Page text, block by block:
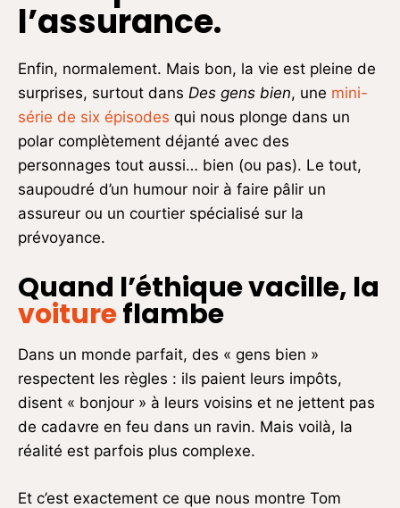
l’assurance.
Enfin, normalement. Mais bon, la vie est pleine de
surprises, surtout dans Des gens bien, une mini-
série de six épisodes qui nous plonge dans un
polar complètement déjanté avec des
personnages tout aussi… bien (ou pas). Le tout,
saupoudré d’un humour noir à faire pâlir un
assureur ou un courtier spécialisé sur la
prévoyance.
Quand l’éthique vacille, la
voitureflambe
Dans un monde parfait, des « gens bien »
respectent les règles : ils paient leurs impôts,
disent « bonjour » à leurs voisins et ne jettent pas
de cadavre en feu dans un ravin. Mais voilà, la
réalité est parfois plus complexe.
Et c’est exactement ce que nous montre Tom